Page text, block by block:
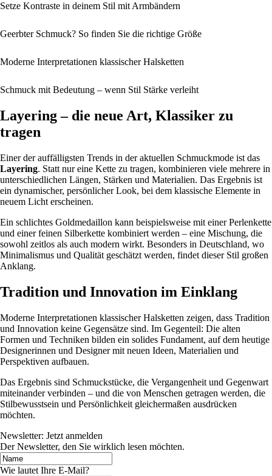
Setze Kontraste in deinem Stil mit Armbändern
Geerbter Schmuck? So finden Sie die richtige Größe
Moderne Interpretationen klassischer Halsketten
Schmuck mit Bedeutung – wenn Stil Stärke verleiht
Layering – die neue Art, Klassiker zu
tragen
Einer der auffälligsten Trends in der aktuellen Schmuckmode ist das
Layering. Statt nur eine Kette zu tragen, kombinieren viele mehrere in
unterschiedlichen Längen, Stärken und Materialien. Das Ergebnis ist
ein dynamischer, persönlicher Look, bei dem klassische Elemente in
neuem Licht erscheinen.
Ein schlichtes Goldmedaillon kann beispielsweise mit einer Perlenkette
und einer feinen Silberkette kombiniert werden – eine Mischung, die
sowohl zeitlos als auch modern wirkt. Besonders in Deutschland, wo
Minimalismus und Qualität geschätzt werden, findet dieser Stil großen
Anklang.
Tradition und Innovation im Einklang
Moderne Interpretationen klassischer Halsketten zeigen, dass Tradition
und Innovation keine Gegensätze sind. Im Gegenteil: Die alten
Formen und Techniken bilden ein solides Fundament, auf dem heutige
Designerinnen und Designer mit neuen Ideen, Materialien und
Perspektiven aufbauen.
Das Ergebnis sind Schmuckstücke, die Vergangenheit und Gegenwart
miteinander verbinden – und die von Menschen getragen werden, die
Stilbewusstsein und Persönlichkeit gleichermaßen ausdrücken
möchten.
Newsletter: Jetzt anmelden
Der Newsletter, den Sie wirklich lesen möchten.
Wie lautet Ihre E-Mail?